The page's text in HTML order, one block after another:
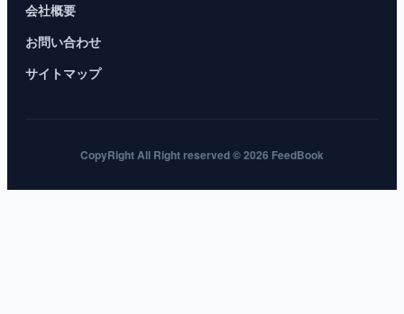
会社概要
お問い合わせ
サイトマップ
CopyRight All Right reserved © 2026 FeedBook